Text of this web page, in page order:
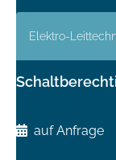
Elektro-
auf Anfrage